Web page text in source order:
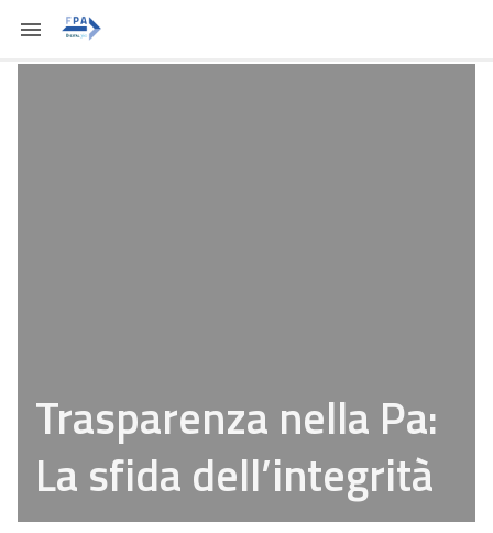
Trasparenza nella Pa:
La sfida dell’integrità